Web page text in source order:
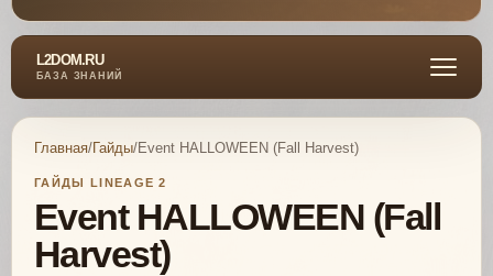
L2DOM.RU
БАЗА ЗНАНИЙ
Главная/Гайды/Event HALLOWEEN (Fall Harvest)
ГАЙДЫ LINEAGE 2
Event HALLOWEEN (Fall
Harvest)